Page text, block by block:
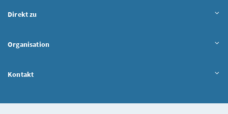
Direkt zu
Organisation
Kontakt